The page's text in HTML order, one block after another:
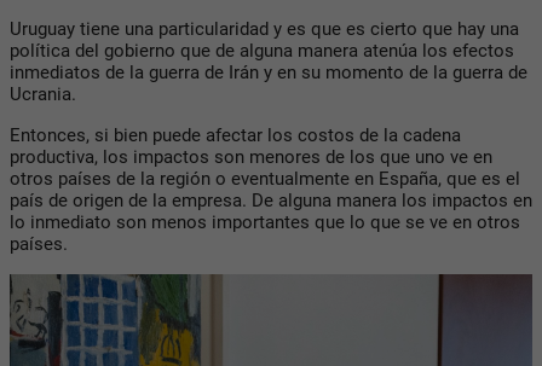
Uruguay tiene una particularidad y es que es cierto que hay una
política del gobierno que de alguna manera atenúa los efectos
inmediatos de la guerra de Irán y en su momento de la guerra de
Ucrania.
Entonces, si bien puede afectar los costos de la cadena
productiva, los impactos son menores de los que uno ve en
otros países de la región o eventualmente en España, que es el
país de origen de la empresa. De alguna manera los impactos en
lo inmediato son menos importantes que lo que se ve en otros
países.